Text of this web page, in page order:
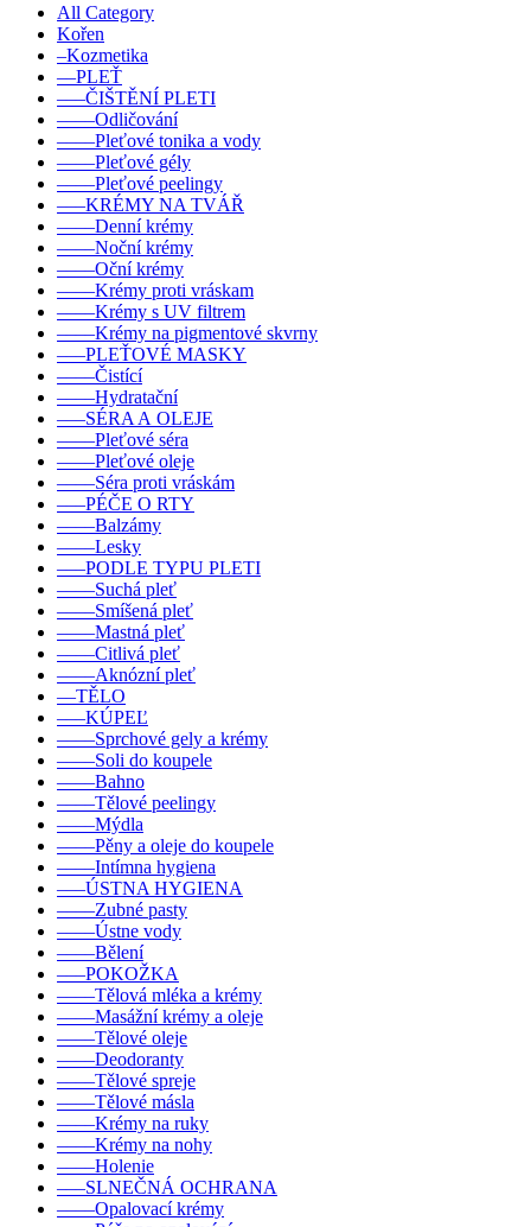
All Category
Kořen
–Kozmetika
––PLEŤ
–––ČIŠTĚNÍ PLETI
––––Odličování
––––Pleťové tonika a vody
––––Pleťové gély
––––Pleťové peelingy
–––KRÉMY NA TVÁŘ
––––Denní krémy
––––Noční krémy
––––Oční krémy
––––Krémy proti vráskam
––––Krémy s UV filtrem
––––Krémy na pigmentové skvrny
–––PLEŤOVÉ MASKY
––––Čistící
––––Hydratační
–––SÉRA A OLEJE
––––Pleťové séra
––––Pleťové oleje
––––Séra proti vráskám
–––PÉČE O RTY
––––Balzámy
––––Lesky
–––PODLE TYPU PLETI
––––Suchá pleť
––––Smíšená pleť
––––Mastná pleť
––––Citlivá pleť
––––Aknózní pleť
––TĚLO
–––KÚPEĽ
––––Sprchové gely a krémy
––––Soli do koupele
––––Bahno
––––Tělové peelingy
––––Mýdla
––––Pěny a oleje do koupele
––––Intímna hygiena
–––ÚSTNA HYGIENA
––––Zubné pasty
––––Ústne vody
––––Bělení
–––POKOŽKA
––––Tělová mléka a krémy
––––Masážní krémy a oleje
––––Tělové oleje
––––Deodoranty
––––Tělové spreje
––––Tělové másla
––––Krémy na ruky
––––Krémy na nohy
––––Holenie
–––SLNEČNÁ OCHRANA
––––Opalovací krémy